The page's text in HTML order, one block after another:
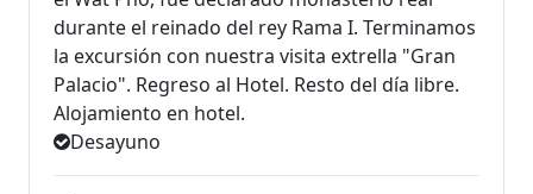
durante el reinado del rey Rama I. Terminamos
la excursión con nuestra visita extrella "Gran
Palacio". Regreso al Hotel. Resto del día libre.
Alojamiento en hotel.
Desayuno